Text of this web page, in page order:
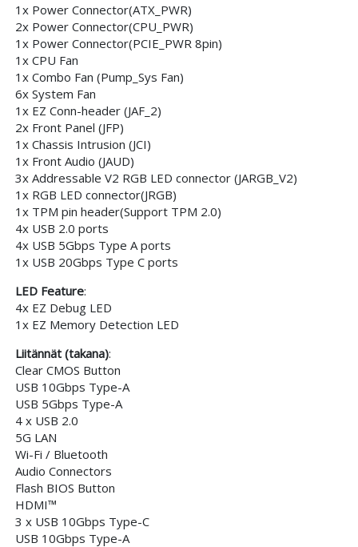
1x Power Connector(ATX_PWR)
2x Power Connector(CPU_PWR)
1x Power Connector(PCIE_PWR 8pin)
1x CPU Fan
1x Combo Fan (Pump_Sys Fan)
6x System Fan
1x EZ Conn-header (JAF_2)
2x Front Panel (JFP)
1x Chassis Intrusion (JCI)
1x Front Audio (JAUD)
3x Addressable V2 RGB LED connector (JARGB_V2)
1x RGB LED connector(JRGB)
1x TPM pin header(Support TPM 2.0)
4x USB 2.0 ports
4x USB 5Gbps Type A ports
1x USB 20Gbps Type C ports
LED Feature:
4x EZ Debug LED
1x EZ Memory Detection LED
Liitännät (takana):
Clear CMOS Button
USB 10Gbps Type-A
USB 5Gbps Type-A
4 x USB 2.0
5G LAN
Wi-Fi / Bluetooth
Audio Connectors
Flash BIOS Button
HDMI™
3 x USB 10Gbps Type-C
USB 10Gbps Type-A